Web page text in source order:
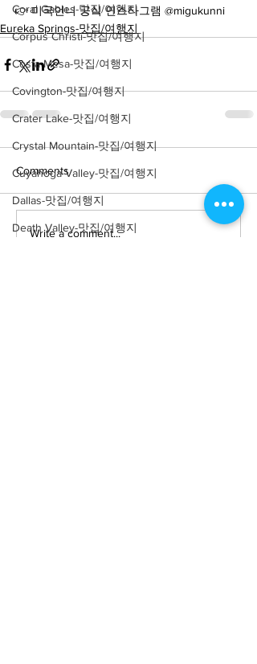
Coral Gables-맛집/여행지
Corpus Christi-맛집/여행지
Costa Mesa-맛집/여행지
Covington-맛집/여행지
Crater Lake-맛집/여행지
Crystal Mountain-맛집/여행지
Cuyahoga Valley-맛집/여행지
Dallas-맛집/여행지
Death Valley-맛집/여행지
👉 미국언니 공식 인스타그램 @migukunni
Eureka Springs-맛집/여행지
Comments
Write a comment...